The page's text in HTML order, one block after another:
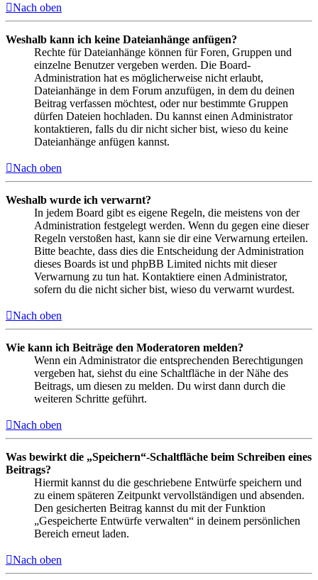
Nach oben
Weshalb kann ich keine Dateianhänge anfügen?
Rechte für Dateianhänge können für Foren, Gruppen und
einzelne Benutzer vergeben werden. Die Board-
Administration hat es möglicherweise nicht erlaubt,
Dateianhänge in dem Forum anzufügen, in dem du deinen
Beitrag verfassen möchtest, oder nur bestimmte Gruppen
dürfen Dateien hochladen. Du kannst einen Administrator
kontaktieren, falls du dir nicht sicher bist, wieso du keine
Dateianhänge anfügen kannst.
Nach oben
Weshalb wurde ich verwarnt?
In jedem Board gibt es eigene Regeln, die meistens von der
Administration festgelegt werden. Wenn du gegen eine dieser
Regeln verstoßen hast, kann sie dir eine Verwarnung erteilen.
Bitte beachte, dass dies die Entscheidung der Administration
dieses Boards ist und phpBB Limited nichts mit dieser
Verwarnung zu tun hat. Kontaktiere einen Administrator,
sofern du die nicht sicher bist, wieso du verwarnt wurdest.
Nach oben
Wie kann ich Beiträge den Moderatoren melden?
Wenn ein Administrator die entsprechenden Berechtigungen
vergeben hat, siehst du eine Schaltfläche in der Nähe des
Beitrags, um diesen zu melden. Du wirst dann durch die
weiteren Schritte geführt.
Nach oben
Was bewirkt die „Speichern“-Schaltfläche beim Schreiben eines
Beitrags?
Hiermit kannst du die geschriebene Entwürfe speichern und
zu einem späteren Zeitpunkt vervollständigen und absenden.
Den gesicherten Beitrag kannst du mit der Funktion
„Gespeicherte Entwürfe verwalten“ in deinem persönlichen
Bereich erneut laden.
Nach oben